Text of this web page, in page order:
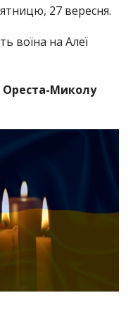
27 вересня.
воїна на Алеї
Ореста-Миколу